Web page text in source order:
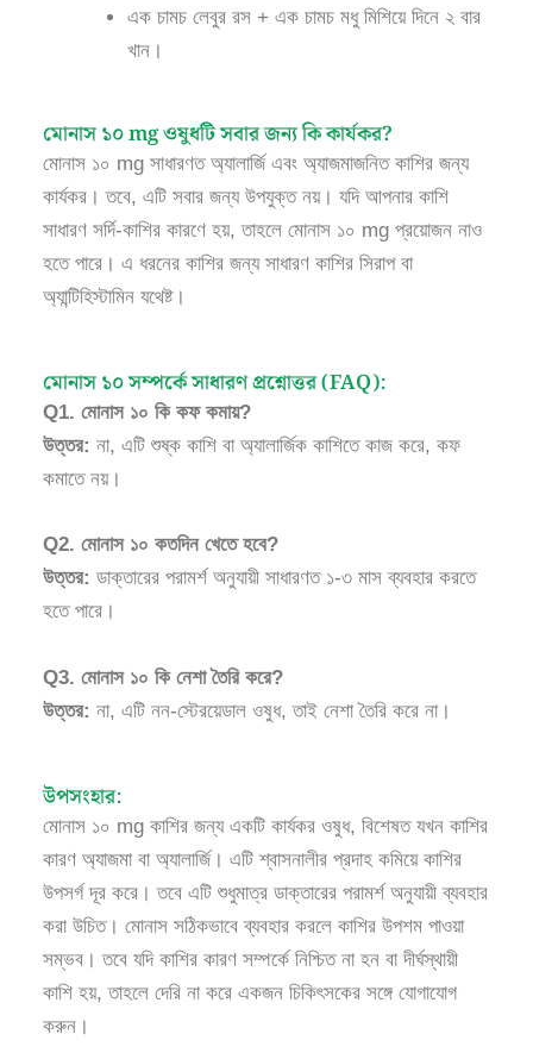
এক চামচ লেবুর রস + এক চামচ মধু মিশিয়ে দিনে ২ বার
খান।
মোনাস ১০ mg ওষুধটি সবার জন্য কি কার্যকর?
মোনাস ১০ mg সাধারণত অ্যালার্জি এবং অ্যাজমাজনিত কাশির জন্য
কার্যকর। তবে, এটি সবার জন্য উপযুক্ত নয়। যদি আপনার কাশি
সাধারণ সর্দি-কাশির কারণে হয়, তাহলে মোনাস ১০ mg প্রয়োজন নাও
হতে পারে। এ ধরনের কাশির জন্য সাধারণ কাশির সিরাপ বা
অ্যান্টিহিস্টামিন যথেষ্ট।
মোনাস ১০ সম্পর্কে সাধারণ প্রশ্নোত্তর (FAQ):
Q1. মোনাস ১০ কি কফ কমায়?
উত্তর: না, এটি শুষ্ক কাশি বা অ্যালার্জিক কাশিতে কাজ করে, কফ
কমাতে নয়।
Q2. মোনাস ১০ কতদিন খেতে হবে?
উত্তর: ডাক্তারের পরামর্শ অনুযায়ী সাধারণত ১-৩ মাস ব্যবহার করতে
হতে পারে।
Q3. মোনাস ১০ কি নেশা তৈরি করে?
উত্তর: না, এটি নন-স্টেরয়েডাল ওষুধ, তাই নেশা তৈরি করে না।
উপসংহার:
মোনাস ১০ mg কাশির জন্য একটি কার্যকর ওষুধ, বিশেষত যখন কাশির
কারণ অ্যাজমা বা অ্যালার্জি। এটি শ্বাসনালীর প্রদাহ কমিয়ে কাশির
উপসর্গ দূর করে। তবে এটি শুধুমাত্র ডাক্তারের পরামর্শ অনুযায়ী ব্যবহার
করা উচিত। মোনাস সঠিকভাবে ব্যবহার করলে কাশির উপশম পাওয়া
সম্ভব। তবে যদি কাশির কারণ সম্পর্কে নিশ্চিত না হন বা দীর্ঘস্থায়ী
কাশি হয়, তাহলে দেরি না করে একজন চিকিৎসকের সঙ্গে যোগাযোগ
করুন।